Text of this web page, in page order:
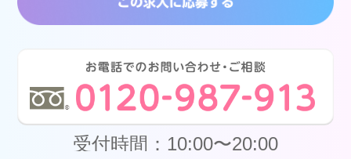
受付時間：10:00〜20:00